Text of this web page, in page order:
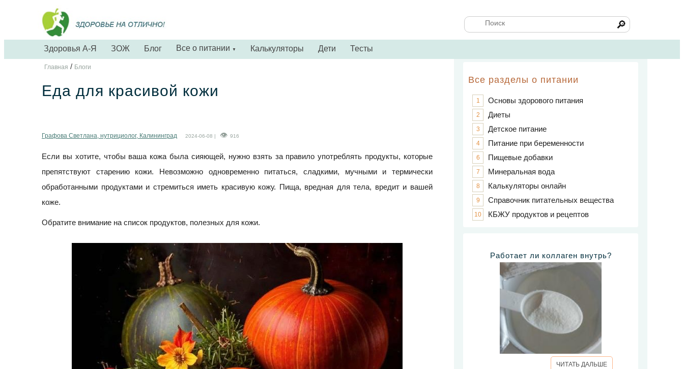
🔎
Здоровья А-Я ЗОЖ Блог Все о питании ▼ Калькуляторы Дети Тесты
Главная / Блоги
Еда для красивой кожи
Графова Светлана, нутрициолог, Калининград 2024-06-08 | 916
Если вы хотите, чтобы ваша кожа была сияющей, нужно взять за правило употреблять продукты, которые
препятствуют старению кожи. Невозможно одновременно питаться, сладкими, мучными и термически
обработанными продуктами и стремиться иметь красивую кожу. Пища, вредная для тела, вредит и вашей
коже.
Обратите внимание на список продуктов, полезных для кожи.
Все разделы о питании
1 Основы здорового питания
2 Диеты
3 Детское питание
4 Питание при беременности
6 Пищевые добавки
7 Минеральная вода
8 Калькуляторы онлайн
9 Справочник питательных вещества
10 КБЖУ продуктов и рецептов
Работает ли коллаген внутрь?
ЧИТАТЬ ДАЛЬШЕ